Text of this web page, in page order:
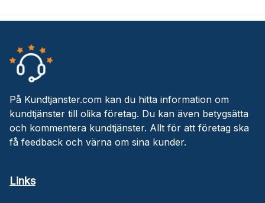
På Kundtjanster.com kan du hitta information om
kundtjänster till olika företag. Du kan även betygsätta
och kommentera kundtjänster. Allt för att företag ska
få feedback och värna om sina kunder.
Links